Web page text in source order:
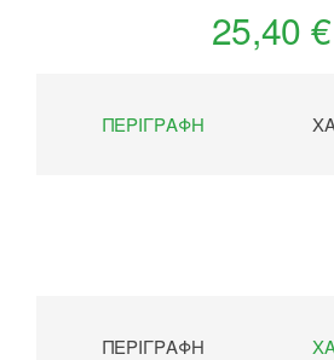
25,40 €
ΠΕΡΙΓΡΑΦΉ
ΠΕΡΙΓΡΑΦΉ